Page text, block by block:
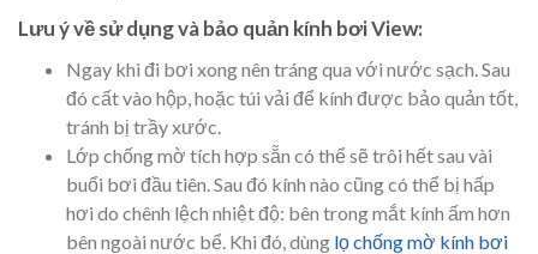
Lưu ý về sử dụng và bảo quản kính bơi View:
Ngay khi đi bơi xong nên tráng qua với nước sạch. Sau
đó cất vào hộp, hoặc túi vải để kính được bảo quản tốt,
tránh bị trầy xước.
Lớp chống mờ tích hợp sẵn có thể sẽ trôi hết sau vài
buổi bơi đầu tiên. Sau đó kính nào cũng có thể bị hấp
hơi do chênh lệch nhiệt độ: bên trong mắt kính ấm hơn
bên ngoài nước bể. Khi đó, dùng lọ chống mờ kính bơi